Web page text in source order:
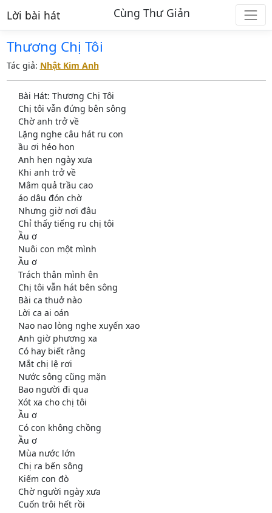
Lời bài hát Cùng Thư Giản
Thương Chị Tôi
Tác giả: Nhật Kim Anh
Bài Hát: Thương Chị Tôi
Chị tôi vẫn đứng bên sông
Chờ anh trở về
Lặng nghe câu hát ru con
ầu ơi héo hon
Anh hẹn ngày xưa
Khi anh trở về
Mâm quả trầu cao
áo dâu đón chờ
Nhưng giờ nơi đâu
Chỉ thấy tiếng ru chị tôi
Ầu ơ
Nuôi con một mình
Ầu ơ
Trách thân mình ên
Chị tôi vẫn hát bên sông
Bài ca thuở nào
Lời ca ai oán
Nao nao lòng nghe xuyến xao
Anh giờ phương xa
Có hay biết rằng
Mắt chị lệ rơi
Nước sông cũng mặn
Bao người đi qua
Xót xa cho chị tôi
Ầu ơ
Có con không chồng
Ầu ơ
Mùa nước lớn
Chị ra bến sông
Kiếm con đò
Chờ người ngày xưa
Cuốn trôi hết rồi